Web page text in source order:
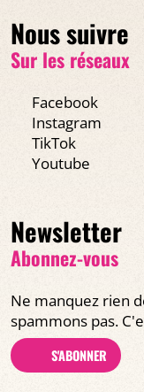
Nous suivre
Sur les réseaux
Facebook
Instagram
TikTok
Youtube
Newsletter
Abonnez-vous
Ne manquez rien
spammons pas.
S'ABONNER